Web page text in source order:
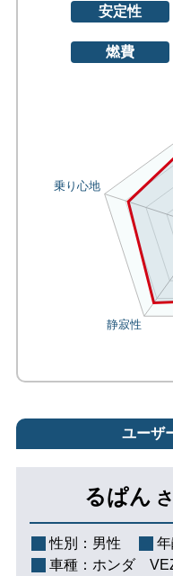
安定性
燃費
ユーザ
るぱん
性別： 男性 年
車種： ホンダ